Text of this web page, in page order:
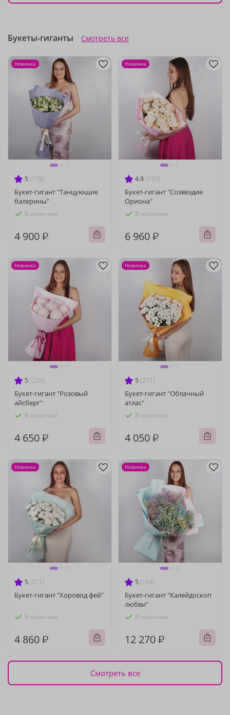
Букеты-гиганты Смотреть все
5 (178)
Букет-гигант "Танцующие
балерины"
В наличии
4 900 ₽
Новинка
4.9 (193)
Букет-гигант "Созвездие
Ориона"
В наличии
6 960 ₽
Новинка
5 (220)
Букет-гигант "Розовый
айсберг"
В наличии
4 650 ₽
Новинка
5 (271)
Букет-гигант "Облачный
атлас"
В наличии
4 050 ₽
Новинка
5 (211)
Букет-гигант "Хоровод фей"
В наличии
4 860 ₽
Новинка
5 (164)
Букет-гигант "Калейдоскоп
любви"
В наличии
12 270 ₽
Новинка
Смотреть все